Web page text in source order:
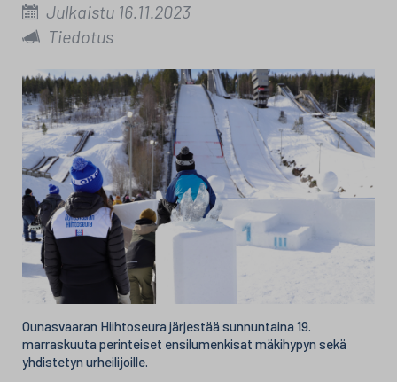
Julkaistu 16.11.2023
Tiedotus
Ounasvaaran Hiihtoseura järjestää sunnuntaina 19.
marraskuuta perinteiset ensilumenkisat mäkihypyn sekä
yhdistetyn urheilijoille.